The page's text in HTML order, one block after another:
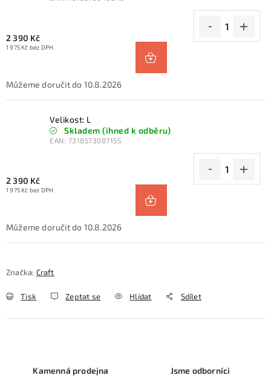
2 390 Kč
1 975 Kč bez DPH
10.8.2026
Velikost: L
Skladem (ihned k odběru)
EAN: 7318573087155
2 390 Kč
1 975 Kč bez DPH
10.8.2026
Značka: Craft
Tisk Zeptat se Hlídat Sdílet
Kamenná prodejna Jsme odborníci